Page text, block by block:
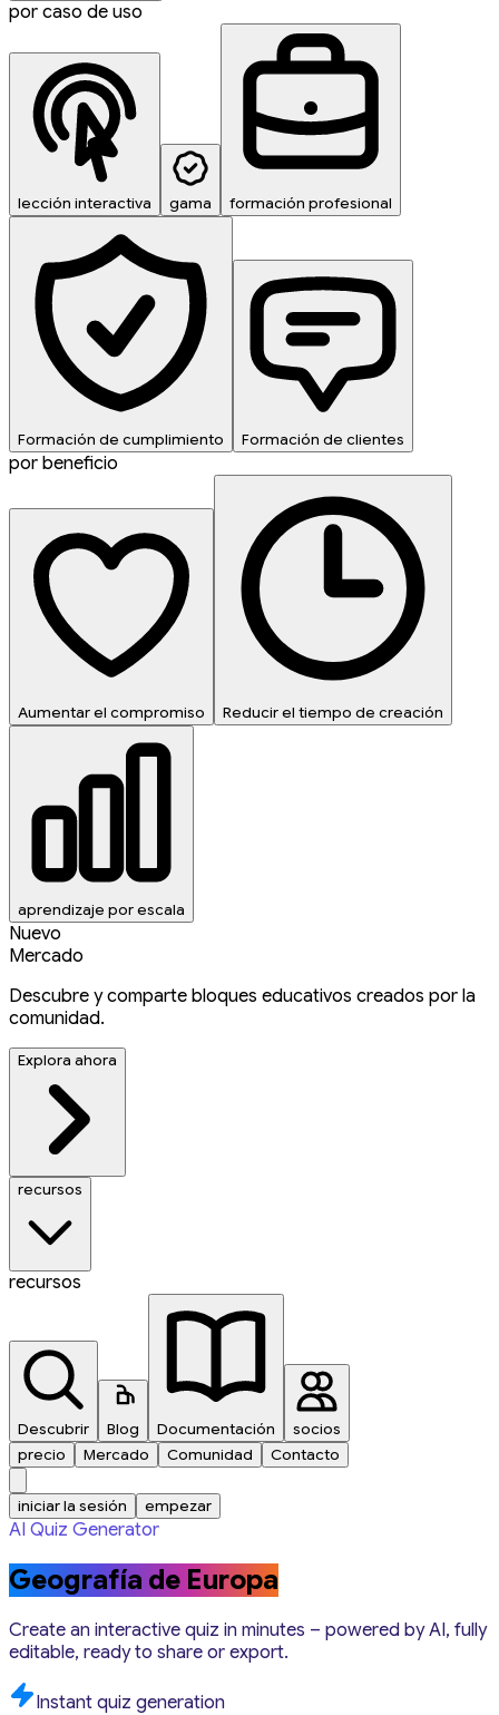
por caso de uso
lección interactiva gama formación profesional
Formación de cumplimiento Formación de clientes
por beneficio
Aumentar el compromiso Reducir el tiempo de creación
aprendizaje por escala
Nuevo
Mercado
Descubre y comparte bloques educativos creados por la
comunidad.
Explora ahora
recursos
recursos
Descubrir Blog Documentación
socios
precio
Mercado Comunidad Contacto
iniciar la sesión empezar
AI Quiz Generator
Geografía de Europa
Create an interactive quiz in minutes – powered by AI, fully
editable, ready to share or export.
Instant quiz generation